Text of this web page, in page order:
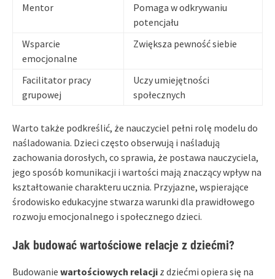
Mentor
Pomaga w odkrywaniu
potencjału
Wsparcie
emocjonalne
Zwiększa pewność siebie
Facilitator pracy
grupowej
Uczy umiejętności
społecznych
Warto także podkreślić, że nauczyciel pełni rolę modelu do
naśladowania. Dzieci często obserwują i naśladują
zachowania dorosłych, co sprawia, że postawa nauczyciela,
jego sposób komunikacji i wartości mają znaczący wpływ na
kształtowanie charakteru ucznia. Przyjazne, wspierające
środowisko edukacyjne stwarza warunki dla prawidłowego
rozwoju emocjonalnego i społecznego dzieci.
Jak budować wartościowe relacje z dziećmi?
Budowanie wartościowych relacji z dziećmi opiera się na